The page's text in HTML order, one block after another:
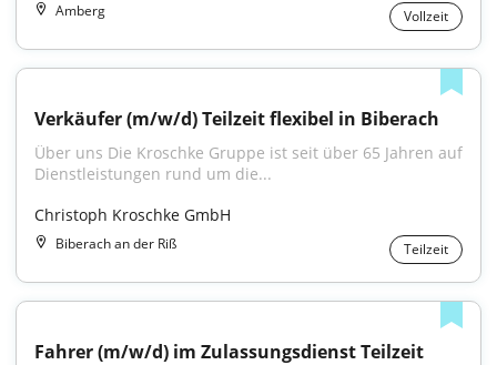
Amberg Vollzeit
Verkäufer (m/w/d) Teilzeit flexibel in Biberach
Über uns Die Kroschke Gruppe ist seit über 65 Jahren auf
Dienstleistungen rund um die...
Christoph Kroschke GmbH
Biberach an der Riß Teilzeit
Fahrer (m/w/d) im Zulassungsdienst Teilzeit